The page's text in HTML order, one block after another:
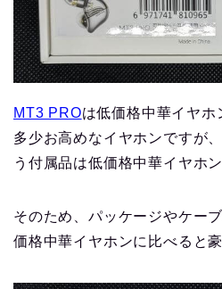
MT3 PROは低価格中華イヤホ
多少お高めなイヤホンですが
う付属品は低価格中華イヤホ
そのため、パッケージやケー
価格中華イヤホンに比べると豪